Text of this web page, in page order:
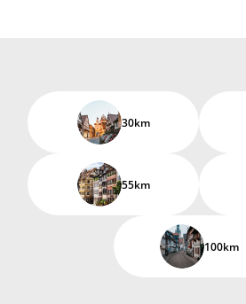
30km
55km
100km